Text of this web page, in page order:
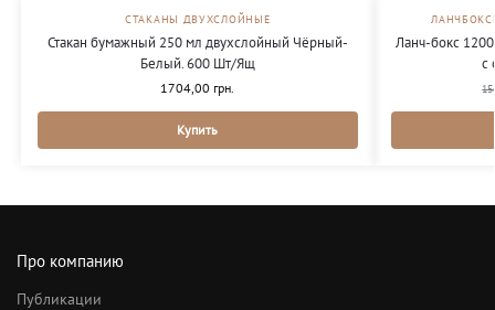
СТАКАНЫ ДВУХСЛОЙНЫЕ
Стакан бумажный 250 мл двухслойный Чёрный-
Белый. 600 Шт/Ящ
1704,00 грн.
Купить
Ланч-бокс
с
Про компанию
Публикации